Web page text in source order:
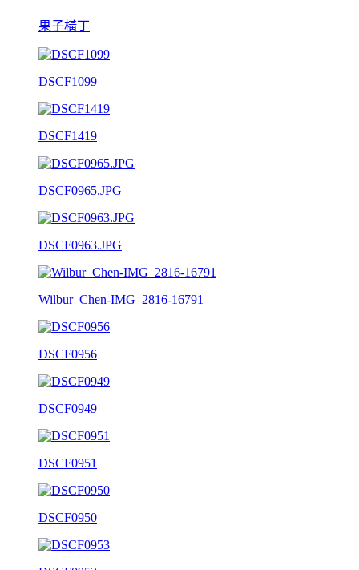
果子橫丁
DSCF1099
DSCF1419
DSCF0965.JPG
DSCF0963.JPG
Wilbur_Chen-IMG_2816-16791
DSCF0956
DSCF0949
DSCF0951
DSCF0950